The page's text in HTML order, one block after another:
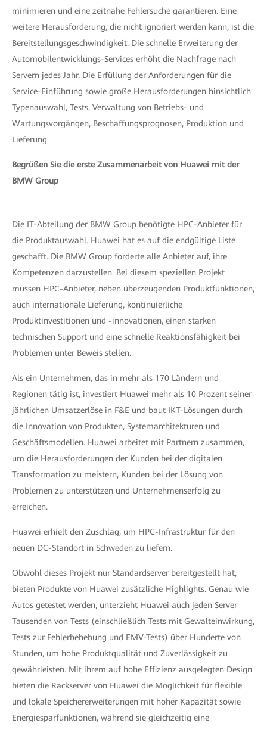
minimieren und eine zeitnahe Fehlersuche garantieren. Eine
weitere Herausforderung, die nicht ignoriert werden kann, ist die
Bereitstellungsgeschwindigkeit. Die schnelle Erweiterung der
Automobilentwicklungs-Services erhöht die Nachfrage nach
Servern jedes Jahr. Die Erfüllung der Anforderungen für die
Service-Einführung sowie große Herausforderungen hinsichtlich
Typenauswahl, Tests, Verwaltung von Betriebs- und
Wartungsvorgängen, Beschaffungsprognosen, Produktion und
Lieferung.
Begrüßen Sie die erste Zusammenarbeit von Huawei mit der
BMW Group
Die IT-Abteilung der BMW Group benötigte HPC-Anbieter für
die Produktauswahl. Huawei hat es auf die endgültige Liste
geschafft. Die BMW Group forderte alle Anbieter auf, ihre
Kompetenzen darzustellen. Bei diesem speziellen Projekt
müssen HPC-Anbieter, neben überzeugenden Produktfunktionen,
auch internationale Lieferung, kontinuierliche
Produktinvestitionen und -innovationen, einen starken
technischen Support und eine schnelle Reaktionsfähigkeit bei
Problemen unter Beweis stellen.
Als ein Unternehmen, das in mehr als 170 Ländern und
Regionen tätig ist, investiert Huawei mehr als 10 Prozent seiner
jährlichen Umsatzerlöse in F&E und baut IKT-Lösungen durch
die Innovation von Produkten, Systemarchitekturen und
Geschäftsmodellen. Huawei arbeitet mit Partnern zusammen,
um die Herausforderungen der Kunden bei der digitalen
Transformation zu meistern, Kunden bei der Lösung von
Problemen zu unterstützen und Unternehmenserfolg zu
erreichen.
Huawei erhielt den Zuschlag, um HPC-Infrastruktur für den
neuen DC-Standort in Schweden zu liefern.
Obwohl dieses Projekt nur Standardserver bereitgestellt hat,
bieten Produkte von Huawei zusätzliche Highlights. Genau wie
Autos getestet werden, unterzieht Huawei auch jeden Server
Tausenden von Tests (einschließlich Tests mit Gewalteinwirkung,
Tests zur Fehlerbehebung und EMV-Tests) über Hunderte von
Stunden, um hohe Produktqualität und Zuverlässigkeit zu
gewährleisten. Mit ihrem auf hohe Effizienz ausgelegten Design
bieten die Rackserver von Huawei die Möglichkeit für flexible
und lokale Speichererweiterungen mit hoher Kapazität sowie
Energiesparfunktionen, während sie gleichzeitig eine